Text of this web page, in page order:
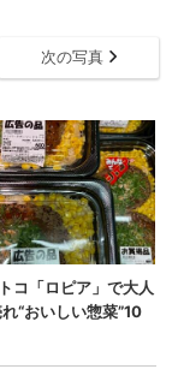
次の写真